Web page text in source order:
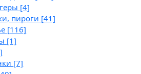
[4]
пироги [41]
[116]
[1]
[7]